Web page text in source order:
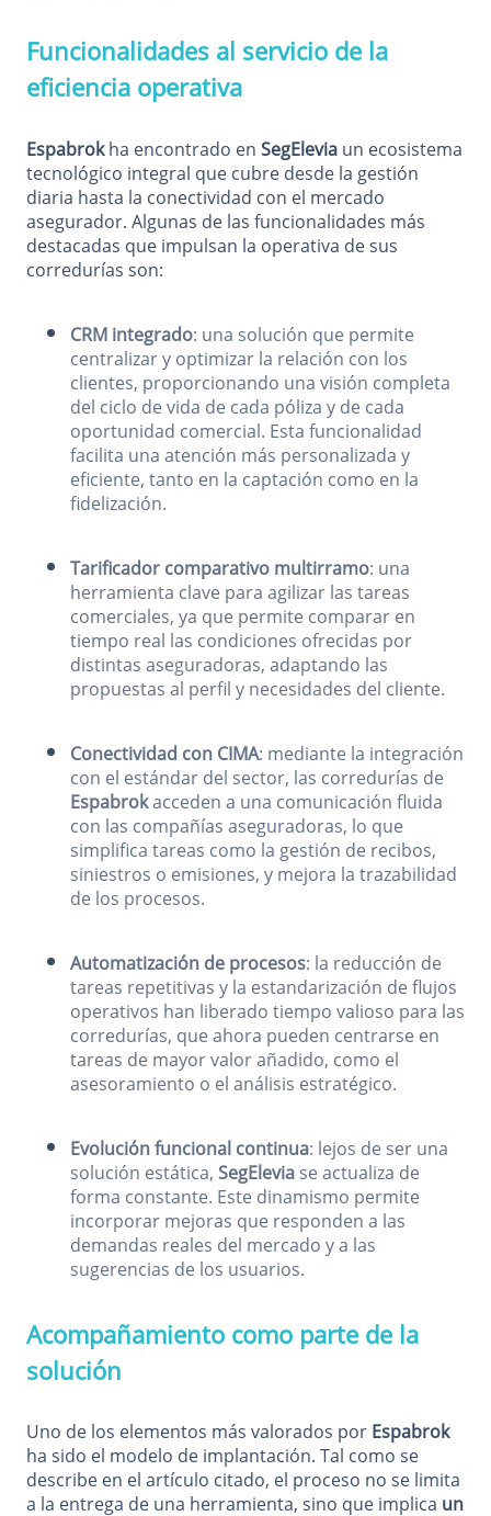
Funcionalidades al servicio de la
eficiencia operativa
Espabrokha encontrado en SegElevia un ecosistema
tecnológico integral que cubre desde la gestión
diaria hasta la conectividad con el mercado
asegurador. Algunas de las funcionalidades más
destacadas que impulsan la operativa de sus
corredurías son:
CRM integrado: una solución que permite
centralizar y optimizar la relación con los
clientes, proporcionando una visión completa
del ciclo de vida de cada póliza y de cada
oportunidad comercial. Esta funcionalidad
facilita una atención más personalizada y
eficiente, tanto en la captación como en la
fidelización.
Tarificador comparativo multirramo: una
herramienta clave para agilizar las tareas
comerciales, ya que permite comparar en
tiempo real las condiciones ofrecidas por
distintas aseguradoras, adaptando las
propuestas al perfil y necesidades del cliente.
Conectividad con CIMA: mediante la integración
con el estándar del sector, las corredurías de
Espabrokacceden a una comunicación fluida
con las compañías aseguradoras, lo que
simplifica tareas como la gestión de recibos,
siniestros o emisiones, y mejora la trazabilidad
de los procesos.
Automatización de procesos: la reducción de
tareas repetitivas y la estandarización de flujos
operativos han liberado tiempo valioso para las
corredurías, que ahora pueden centrarse en
tareas de mayor valor añadido, como el
asesoramiento o el análisis estratégico.
Evolución funcional continua: lejos de ser una
solución estática, SegElevia se actualiza de
forma constante. Este dinamismo permite
incorporar mejoras que responden a las
demandas reales del mercado y a las
sugerencias de los usuarios.
Acompañamiento como parte de la
solución
Uno de los elementos más valorados por Espabrok
ha sido el modelo de implantación. Tal como se
describe en el artículo citado, el proceso no se limita
a la entrega de una herramienta, sino que implica un